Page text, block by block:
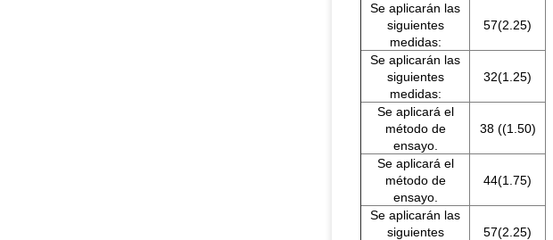
Se aplicarán las
siguientes
medidas:
57(2.25)
Se aplicarán las
siguientes
medidas:
32(1.25)
Se aplicará el
método de
ensayo.
38 ((1.50)
Se aplicará el
método de
ensayo.
44(1.75)
Se aplicarán las
siguientes
57(2.25)